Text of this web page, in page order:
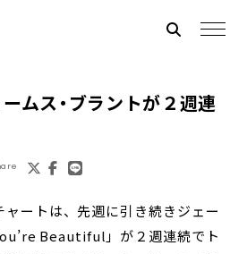
ムス・ブラントが２週連
ートは、先週に引き続きジェー
Beautiful」が２週連続でト